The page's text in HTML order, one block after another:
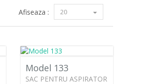
Afiseaza : 20
Model 133
SAC PENTRU ASPIRATOR